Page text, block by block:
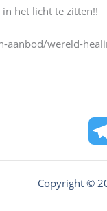
het licht te zitten!!
aanbod/wereld-
Copyright ©